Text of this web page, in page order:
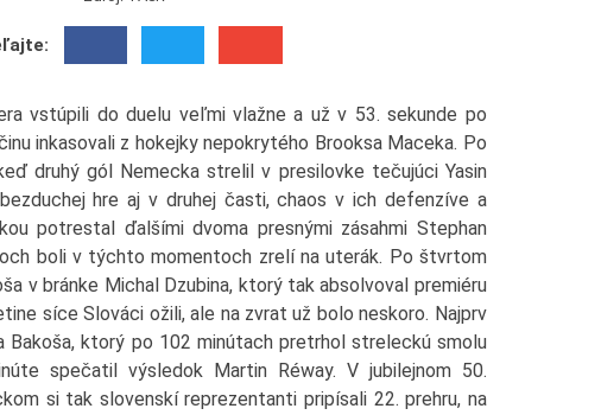
vstúpili do duelu veľmi vlažne a už v 53. sekunde po
inkasovali z hokejky nepokrytého Brooksa Maceka. Po
druhý gól Nemecka strelil v presilovke tečujúci Yasin
hre aj v druhej časti, chaos v ich defenzíve a
potrestal ďalšími dvoma presnými zásahmi Stephan
boli v týchto momentoch zrelí na uterák. Po štvrtom
v bránke Michal Dzubina, ktorý tak absolvoval premiéru
síce Slováci ožili, ale na zvrat už bolo neskoro. Najprv
Bakoša, ktorý po 102 minútach pretrhol streleckú smolu
spečatil výsledok Martin Réway. V jubilejnom 50.
si tak slovenskí reprezentanti pripísali 22. prehru, na